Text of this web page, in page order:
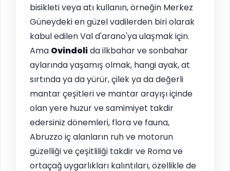
bisikleti veya atı kullanın, örneğin Merkez
Güneydeki en güzel vadilerden biri olarak
kabul edilen Val d'arano'ya ulaşmak için.
Ama Ovindolida ilkbahar ve sonbahar
aylarında yaşamış olmak, hangi ayak, at
sırtında ya da yürür, çilek ya da değerli
mantar çeşitleri ve mantar arayışı içinde
olan yere huzur ve samimiyet takdir
edersiniz dönemleri, flora ve fauna,
Abruzzo iç alanların ruh ve motorun
güzelliği ve çeşitliliği takdir ve Roma ve
ortaçağ uygarlıkları kalıntıları, özellikle de